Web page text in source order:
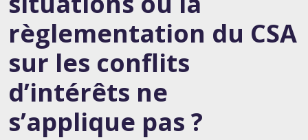
règlementation du CSA
sur les conflits
d’intérêts ne
s’applique pas ?